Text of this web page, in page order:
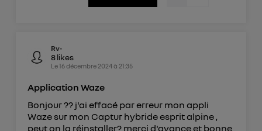
Rv-
8likes
Le16 décembre 2024à 21:35
Application Waze
Bonjour ?? j'ai effacé par erreur mon appli
Waze sur mon Captur hybride esprit alpine ,
peut on la réinstaller? merci d'avance et bonne